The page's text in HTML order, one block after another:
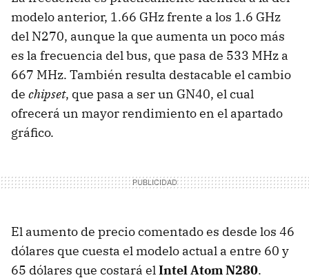
modelo anterior, 1.66 GHz frente a los 1.6 GHz
del N270, aunque la que aumenta un poco más
es la frecuencia del bus, que pasa de 533 MHz a
667 MHz. También resulta destacable el cambio
de chipset, que pasa a ser un GN40, el cual
ofrecerá un mayor rendimiento en el apartado
gráfico.
El aumento de precio comentado es desde los 46
dólares que cuesta el modelo actual a entre 60 y
65 dólares que costará elIntel Atom N280.